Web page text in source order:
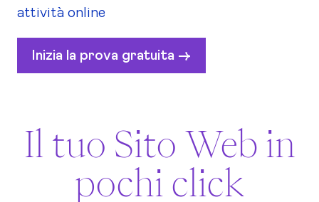
attività online
Inizia la prova gratuita ->
Il tuo Sito Web in
pochi click